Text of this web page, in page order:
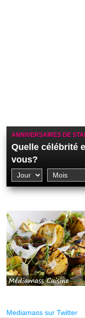
ANNIVERSAIRES DE
Quelle célébrité
vous?
Mediamass sur Twitter